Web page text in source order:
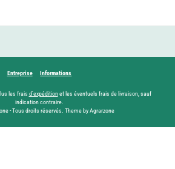
Entreprise Informations
les frais d'expéditionet les éventuels frais de livraison, sauf
indication contraire.
- Tous droits réservés. Theme by Agrarzone